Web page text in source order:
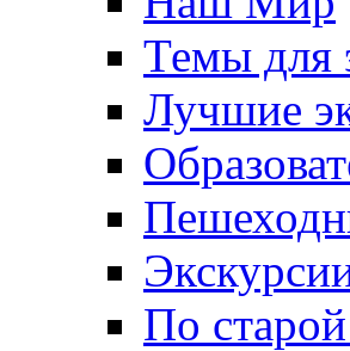
Темы для
Лучшие
По